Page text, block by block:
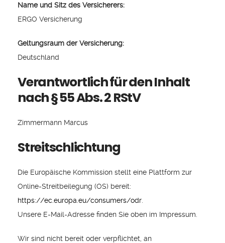
Name und Sitz des Versicherers:
ERGO Versicherung
Geltungsraum der Versicherung:
Deutschland
Verantwortlich für den Inhalt
nach § 55 Abs. 2 RStV
Zimmermann Marcus
Streitschlichtung
Die Europäische Kommission stellt eine Plattform zur
Online-Streitbeilegung (OS) bereit:
https://ec.europa.eu/consumers/odr
Unsere E-Mail-Adresse finden Sie oben im Impressum.
Wir sind nicht bereit oder verpflichtet, an